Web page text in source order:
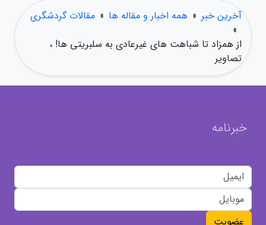
آخرین خبر » همه اخبار و مقاله ها » مقالات گردشگری
»
از همزاد تا شباهت های غیرعادی به سلبریتی ها! ،
تصاویر
خبرنامه
عضویت